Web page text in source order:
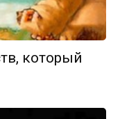
который